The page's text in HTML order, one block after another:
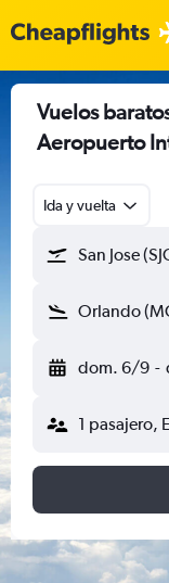
Vuelos
Aeropuerto
Ida y vuelta
San Jose
Orlando
dom. 6/9 -
1 pasajero,